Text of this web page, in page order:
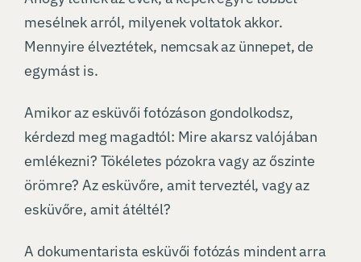
mesélnek arról, milyenek voltatok akkor.
Mennyire élveztétek, nemcsak az ünnepet, de
egymást is.
Amikor az esküvői fotózáson gondolkodsz,
kérdezd meg magadtól: Mire akarsz valójában
emlékezni? Tökéletes pózokra vagy az őszinte
örömre? Az esküvőre, amit terveztél, vagy az
esküvőre, amit átéltél?
A dokumentarista esküvői fotózás mindent arra